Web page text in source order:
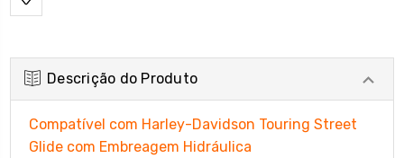
Descrição do Produto
Compatível com Harley-Davidson Touring Street
Glide com Embreagem Hidráulica